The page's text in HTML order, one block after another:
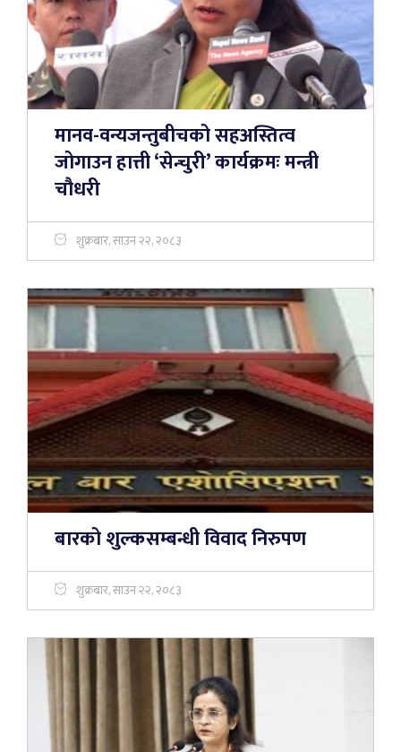
मानव-वन्यजन्तुबीचको सहअस्तित्व
जोगाउन हात्ती ‘सेन्चुरी’ कार्यक्रमः मन्त्री
चौधरी
शुक्रबार, साउन २२, २०८३
बारको शुल्कसम्बन्धी विवाद निरुपण
शुक्रबार, साउन २२, २०८३